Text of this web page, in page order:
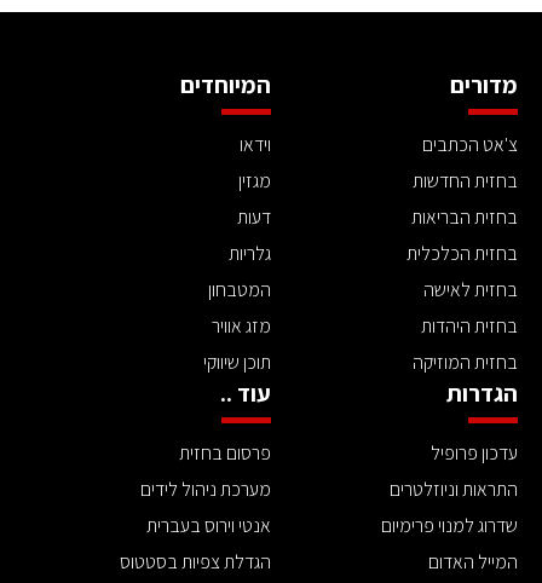
מדורים
צ'אט הכתבים
בחזית החדשות
בחזית הבריאות
בחזית הכלכלית
בחזית לאישה
בחזית היהדות
בחזית המוזיקה
המיוחדים
וידאו
מגזין
דעות
גלריות
המטבחון
מזג אוויר
תוכן שיווקי
הגדרות
עדכון פרופיל
התראות וניוזלטרים
שדרוג למנוי פרימיום
המייל האדום
עוד ..
פרסום בחזית
מערכת ניהול לידים
אנטי וירוס בעברית
הגדלת צפיות בסטטוס